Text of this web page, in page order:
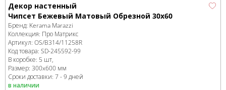
Декор настенный
Чипсет Бежевый Матовый Обрезной 30х60
Бренд: Kerama Marazzi
Коллекция: Про Матрикс
Артикул: OS/B314/11258R
Код товара: SD-245592-99
В коробке: 5 шт,
Размер: 300x600 мм
Сроки доставки: 7 - 9 дней
в наличии